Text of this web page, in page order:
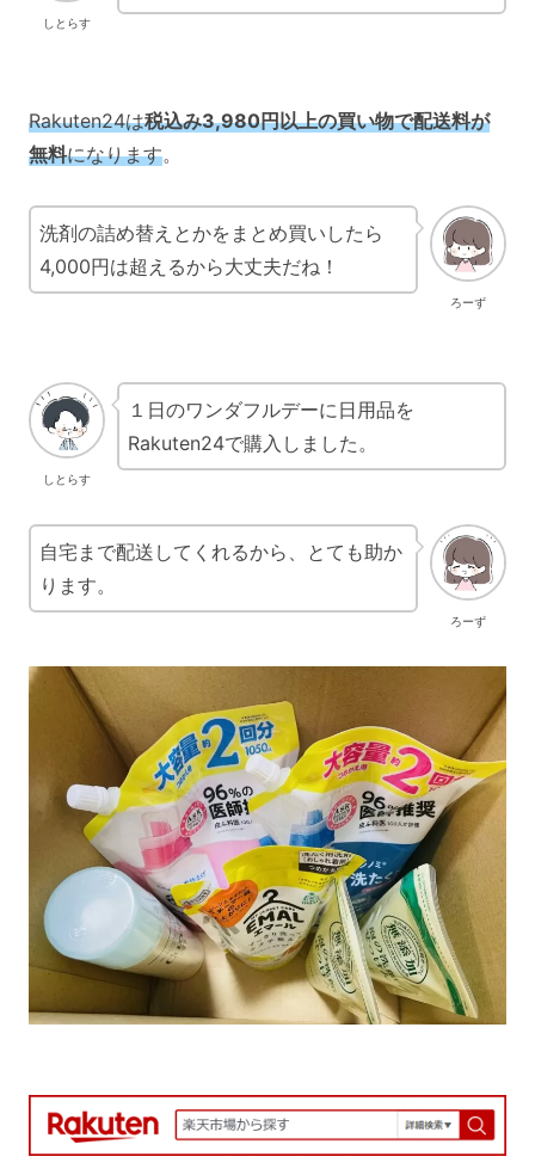
しとらす
Rakuten24は税込み3,980円以上の買い物で配送料が
無料になります。
ろーず
洗剤の詰め替えとかをまとめ買いしたら
4,000円は超えるから大丈夫だね！
しとらす
１日のワンダフルデーに日用品を
Rakuten24で購入しました。
ろーず
自宅まで配送してくれるから、とても助か
ります。